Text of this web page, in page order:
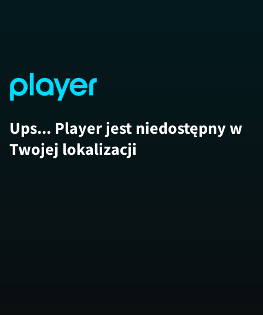
Ups... Player jest niedostępny w
Twojej lokalizacji